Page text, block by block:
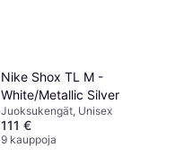
Nike Shox TL M -
White/Metallic Silver
Juoksukengät, Unisex
111 €
9 kauppoja